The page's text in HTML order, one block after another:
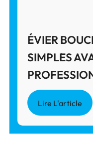
ÉVIER
SIMPLES
Lire L'article